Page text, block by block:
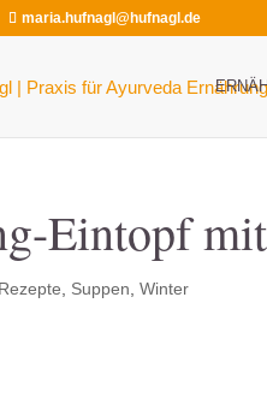
maria.hufnagl@hufnagl.de
Eintopf
Rezepte Suppen ,Winter